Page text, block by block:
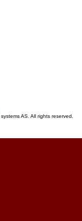
AS. All rights reserved.